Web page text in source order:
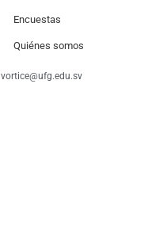
Encuestas
Quiénes somos
vortice@ufg.edu.sv